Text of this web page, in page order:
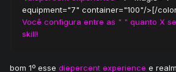
equipment="7" container="100"/>[/
Você configura entre as " " quanto X
skill!
bom 1º esse diepercent experience e